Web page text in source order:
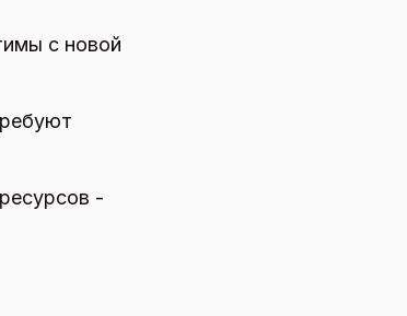
с новой
-